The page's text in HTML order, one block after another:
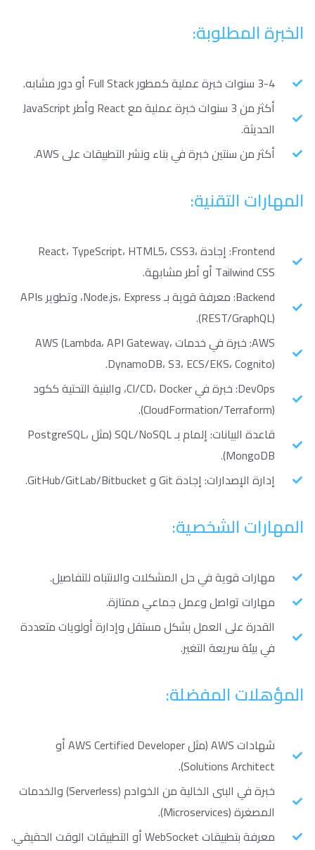
الخبرة المطلوبة:
3-4 سنوات خبرة عملية كمطور Full Stack أو دور مشابه.
أكثر من 3 سنوات خبرة عملية مع React وأطر JavaScript
الحديثة.
أكثر من سنتين خبرة في بناء ونشر التطبيقات على AWS.
المهارات التقنية:
Frontend: إجادة React، TypeScript، HTML5، CSS3،
Tailwind CSS أو أطر مشابهة.
Backend: معرفة قوية بـ Node.js، Express، وتطوير APIs
(REST/GraphQL).
AWS: خبرة في خدمات AWS (Lambda، API Gateway،
DynamoDB، S3، ECS/EKS، Cognito).
DevOps: خبرة في CI/CD، Docker، والبنية التحتية ككود
(CloudFormation/Terraform).
قاعدة البيانات: إلمام بـ SQL/NoSQL (مثل PostgreSQL،
MongoDB).
إدارة الإصدارات: إجادة Git و GitHub/GitLab/Bitbucket.
المهارات الشخصية:
مهارات قوية في حل المشكلات والانتباه للتفاصيل.
مهارات تواصل وعمل جماعي ممتازة.
القدرة على العمل بشكل مستقل وإدارة أولويات متعددة
في بيئة سريعة التغير.
المؤهلات المفضلة:
شهادات AWS (مثل AWS Certified Developer أو
Solutions Architect).
خبرة في البنى الخالية من الخوادم (Serverless) والخدمات
المصغرة (Microservices).
معرفة بتطبيقات WebSocket أو التطبيقات الوقت الحقيقي.